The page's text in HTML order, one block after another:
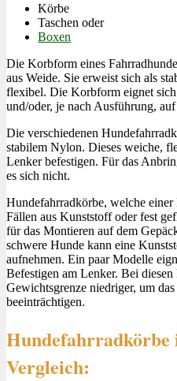
Körbe
Taschen oder
Boxen
Die Korbform eines
aus Weide. Sie erweist sich als
flexibel. Die Korbform eignet
und/oder, je nach Ausführung,
Die verschiedenen
stabilem Nylon. Dieses weiche,
Lenker befestigen. Für das
es sich nicht.
Hundefahrradkörbe, welche
Fällen aus Kunststoff oder fest
für das Montieren auf dem
schwere Hunde kann eine
aufnehmen. Ein paar Modelle
Befestigen am Lenker. Bei
Gewichtsgrenze niedriger, um
beeinträchtigen.
Hundefahrradkörbe
Vergleich: